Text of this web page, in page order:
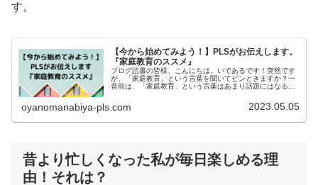
す。
【今から始めてみよう！】PLSがお伝えします。
『家庭教育のススメ』
ブログ読書の皆様、こんにちは。いであるです！突然です
が、「家庭教育」という言葉を聞いてピンときますか？一
昔前は、「家庭教育」という言葉はあまり話題にはなるこ
んとの接し方のススメを記事にしました。ご覧ください。
oyanomanabiya-pls.com 2023.05.05
昔より忙しくなった私が毎日楽しめる理
由！それは？